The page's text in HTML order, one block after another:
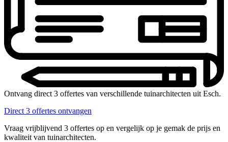
Ontvang direct 3 offertes van verschillende tuinarchitecten uit Esch.
Direct 3 offertes ontvangen
Vraag vrijblijvend 3 offertes op en vergelijk op je gemak de prijs en
kwaliteit van tuinarchitecten.